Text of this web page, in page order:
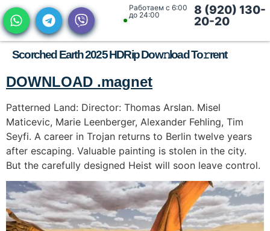
Работаем с 6:00
до 24:00
8 (920) 130-
20-20
Scorched Earth 2025 HDRip Dow𝚗load To𝚛rent
DOWNLOAD .magnet
Patterned Land: Director: Thomas Arslan. Misel
Maticevic, Marie Leenberger, Alexander Fehling, Tim
Seyfi. A career in Trojan returns to Berlin twelve years
after escaping. Valuable painting is stolen in the city.
But the carefully designed Heist will soon leave control.